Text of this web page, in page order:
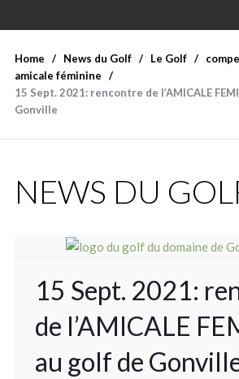
Home News du Golf Le Golf
amicale féminine
15 Sept. 2021: rencontre de l’AMICALE
Gonville
NEWS DU
15 Sept. 2021:
de l’AMICALE
au golf de